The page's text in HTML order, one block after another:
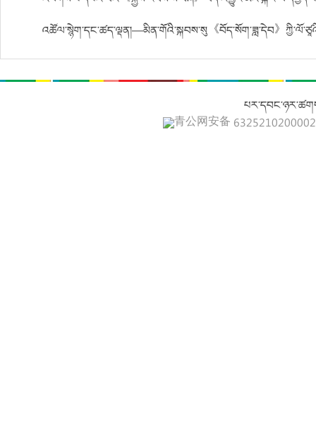
འཚོལ་སྙེག་དང་ཚད་ལྡན།—མིན་གོའི་སྐབས་སུ《བོད་སོག་ཟླ་དེབ》
青公网安备